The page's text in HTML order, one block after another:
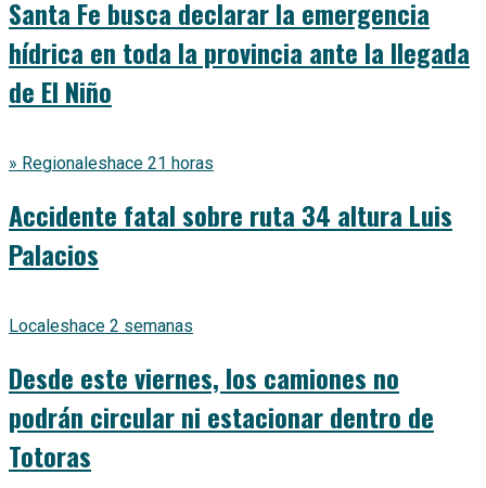
Santa Fe busca declarar la emergencia
hídrica en toda la provincia ante la llegada
de El Niño
» Regionaleshace 21 horas
Accidente fatal sobre ruta 34 altura Luis
Palacios
Localeshace 2 semanas
Desde este viernes, los camiones no
podrán circular ni estacionar dentro de
Totoras